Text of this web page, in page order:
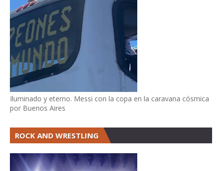
Iluminado y eterno. Messi con la copa en la caravana cósmica
por Buenos Aires
ROCK AND WRESTLING